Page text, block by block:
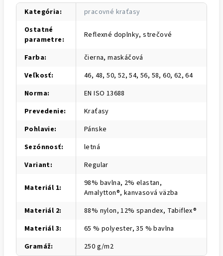
Kategória:
pracovné kraťasy
Ostatné
parametre: Reflexné doplnky, strečové
Farba:
čierna, maskáčová
Veľkosť:
46, 48, 50, 52, 54, 56, 58, 60, 62, 64
Norma:
EN ISO 13688
Prevedenie:
Kraťasy
Pohlavie:
Pánske
Sezónnosť:
letná
Variant: Regular
Materiál 1:
98% bavlna, 2% elastan,
Amalytton®, kanvasová väzba
Materiál 2:
88% nylon, 12% spandex, Tabiflex®
Materiál 3:
65 % polyester, 35 % bavlna
Gramáž: 250 g/m2